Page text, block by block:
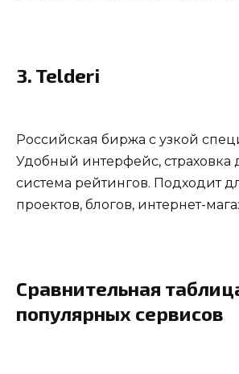
3. Telderi
Российская биржа с узкой
Удобный интерфейс, страховка
система рейтингов. Подходит
проектов, блогов, интернет-
Сравнительная
популярных сервисов